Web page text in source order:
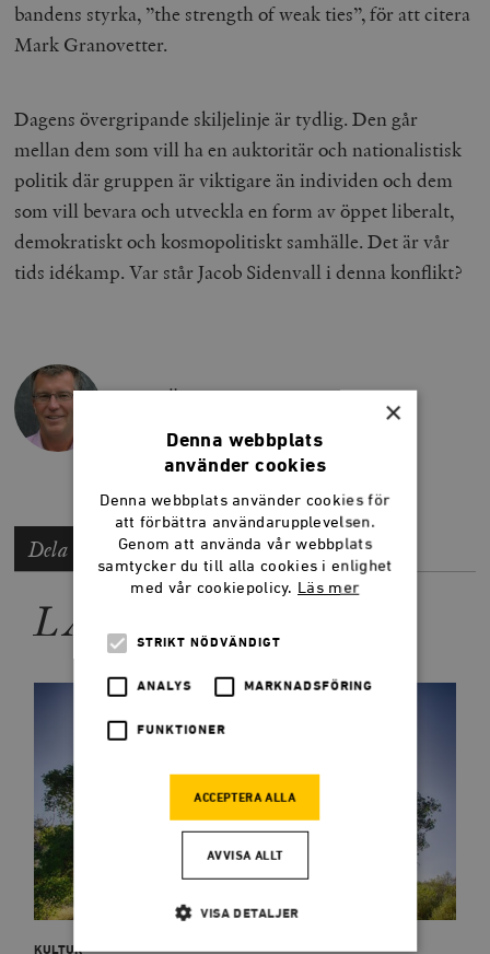
bandens styrka, ”the strength of weak ties”, för att citera
Mark Granovetter.
Dagens övergripande skiljelinje är tydlig. Den går
mellan dem som vill ha en auktoritär och nationalistisk
politik där gruppen är viktigare än individen och dem
som vill bevara och utveckla en form av öppet liberalt,
demokratiskt och kosmopolitiskt samhälle. Det är vår
tids idékamp. Var står Jacob Sidenvall i denna konflikt?
Dela artikeln
LÄS MER
KULTUR
×
Denna webbplats
använder cookies
Denna webbplats använder cookies för
att förbättra användarupplevelsen.
Genom att använda vår webbplats
samtycker du till alla cookies i enlighet
med vår cookiepolicy. Läs mer
STRIKT NÖDVÄNDIGT
ANALYS MARKNADSFÖRING
FUNKTIONER
ACCEPTERA ALLA
AVVISA ALLT
VISA DETALJER